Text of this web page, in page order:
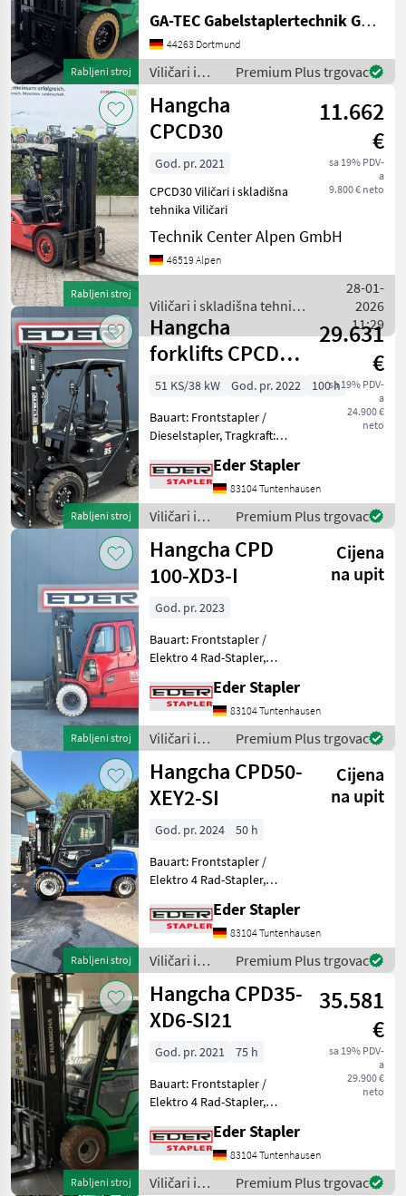
Rabljeni stroj
4. Ventil - Vollfreihub -
Arbeitsscheinwerfer vorne
Anbaugeräte : -------
GA-TEC Gabelstaplertechnik GmbH
44263 Dortmund
Viličari i
skladišna
tehnika /
Hangcha
forklifts
Premium Plus trgovac
Rabljeni stroj
Hangcha
CPCD30
11.662
€
sa 19% PDV-
a
9.800 € neto
God. pr. 2021
CPCD30 Viličari i skladišna
tehnika Viličari
Technik Center Alpen GmbH
46519 Alpen
Viličari i skladišna tehnika
/ Hangcha forklifts
28-01-
2026
11:29
Rabljeni stroj
Hangcha
forklifts CPCD
35XW97F
29.631
€
sa 19% PDV-
a
24.900 €
neto
51 KS/38 kW God. pr. 2022
100 h
Bauart: Frontstapler /
Dieselstapler, Tragkraft:
Bauhöhe: 2315mm,
Freihub: 1485mm,
Bereifung vorne:
Superelastik , Bereifung
hinten: Superel
Eder Stapler
83104 Tuntenhausen
Viličari i
skladišna
tehnika /
Hangcha
forklifts
Premium Plus trgovac
Rabljeni stroj
Hangcha CPD
100-XD3-I
Cijena
na upit
God. pr. 2023
Bauart: Frontstapler /
Elektro 4 Rad-Stapler,
5000mm, Bauhöhe:
3055mm, Freihub: 1505mm,
Gabellänge: 2400mm,
Bereifung vorne:
Superelastik
Eder Stapler
83104 Tuntenhausen
Viličari i
skladišna
tehnika /
Hangcha
forklifts
Premium Plus trgovac
Rabljeni stroj
Hangcha CPD50-
XEY2-SI
Cijena
na upit
God. pr. 2024
50 h
Bauart: Frontstapler /
Elektro 4 Rad-Stapler,
5000mm, Bauhöhe:
2425mm, Freihub: 1615mm,
Gabellänge: 2000mm,
Batterie: Enpower Lithium-
Ion
Eder Stapler
83104 Tuntenhausen
Viličari i
skladišna
tehnika /
Hangcha
forklifts
Premium Plus trgovac
Rabljeni stroj
Hangcha CPD35-
XD6-SI21
35.581
€
sa 19% PDV-
a
29.900 €
neto
God. pr. 2021
75 h
Bauart: Frontstapler /
Elektro 4 Rad-Stapler,
5000mm, Freihub: 1380mm,
Gabellänge: 1220mm,
Batterie: Lithium-Ionen 80V
542Ah Zustand: 80
Eder Stapler
83104 Tuntenhausen
Viličari i
Premium Plus trgovac